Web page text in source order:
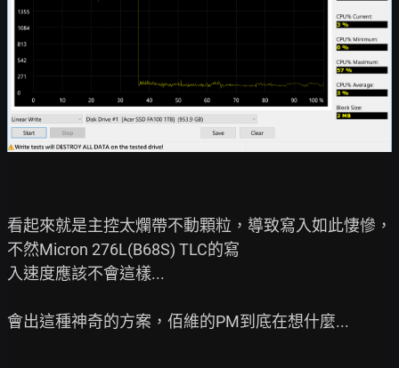
看起來就是主控太爛帶不動顆粒，導致寫入如此悽慘，
不然Micron 276L(B68S) TLC的寫
入速度應該不會這樣...
會出這種神奇的方案，佰維的PM到底在想什麼...